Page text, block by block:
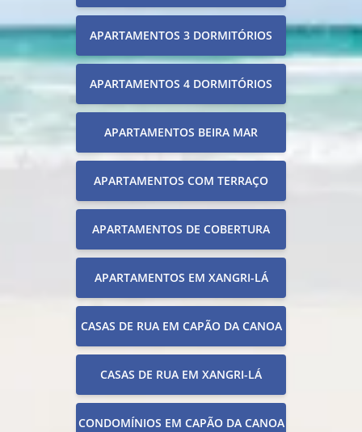
APARTAMENTOS 3 DORMITÓRIOS
APARTAMENTOS 4 DORMITÓRIOS
APARTAMENTOS BEIRA MAR
APARTAMENTOS COM TERRAÇO
APARTAMENTOS DE COBERTURA
APARTAMENTOS EM XANGRI-LÁ
CASAS DE RUA EM CAPÃO DA CANOA
CASAS DE RUA EM XANGRI-LÁ
CONDOMÍNIOS EM CAPÃO DA CANOA